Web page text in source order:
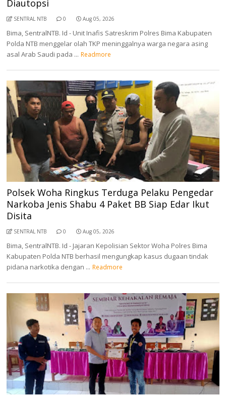
Diautopsi
SENTRAL NTB 0 Aug 05, 2026
Bima, SentralNTB. Id - Unit Inafis Satreskrim Polres Bima Kabupaten
Polda NTB menggelar olah TKP meninggalnya warga negara asing
asal Arab Saudi pada ... Readmore
Polsek Woha Ringkus Terduga Pelaku Pengedar
Narkoba Jenis Shabu 4 Paket BB Siap Edar Ikut
Disita
SENTRAL NTB 0 Aug 05, 2026
Bima, SentralNTB. Id - Jajaran Kepolisian Sektor Woha Polres Bima
Kabupaten Polda NTB berhasil mengungkap kasus dugaan tindak
pidana narkotika dengan ... Readmore